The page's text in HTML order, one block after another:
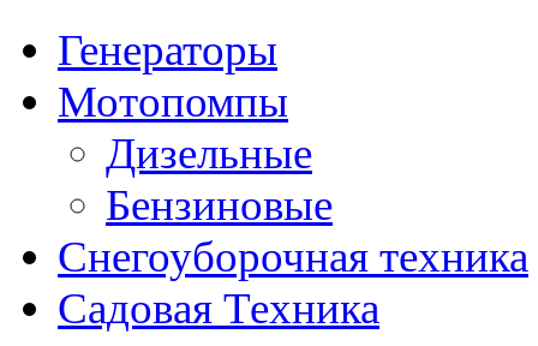
Генераторы
Мотопомпы
Дизельные
Бензиновые
Снегоуборочная техника
Садовая Техника